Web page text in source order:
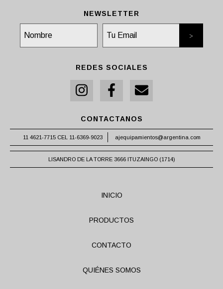
NEWSLETTER
REDES SOCIALES
CONTACTANOS
11 4621-7715 CEL 11-6369-9023 ajequipamientos@argentina.com
LISANDRO DE LA TORRE 3666 ITUZAINGO (1714)
INICIO
PRODUCTOS
CONTACTO
QUIÉNES SOMOS